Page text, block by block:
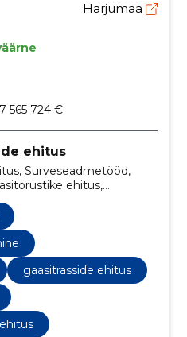
Harjumaa
7 565 724 €
ehitus
Surveseadmetööd,
ehitus,
ehitus,
remont, hooldus,
gaasitrasside ehitus